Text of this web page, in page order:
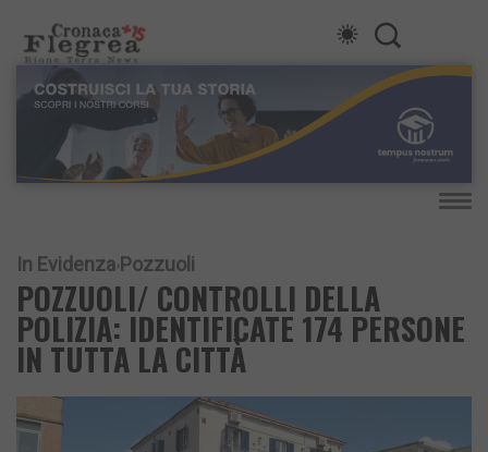
In Evidenza Pozzuoli
POZZUOLI/ CONTROLLI DELLA
POLIZIA: IDENTIFICATE 174 PERSONE
IN TUTTA LA CITTÀ